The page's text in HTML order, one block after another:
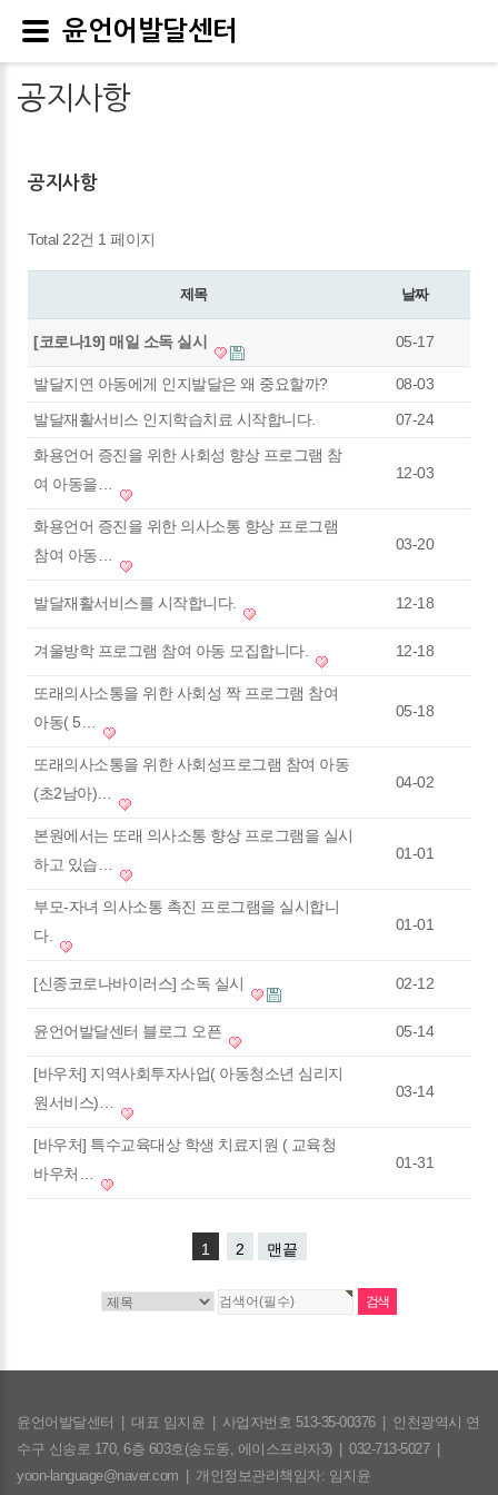
공지사항
공지사항
Total 22건 1 페이지
제목 날짜
[코로나19] 매일 소독 실시 05-17
발달지연 아동에게 인지발달은 왜 중요할까?
08-03
발달재활서비스 인지학습치료 시작합니다.
07-24
화용언어 증진을 위한 사회성 향상 프로그램 참
여 아동을…
12-03
화용언어 증진을 위한 의사소통 향상 프로그램
참여 아동…
03-20
발달재활서비스를 시작합니다. 12-18
겨울방학 프로그램 참여 아동 모집합니다. 12-18
또래의사소통을 위한 사회성 짝 프로그램 참여
아동( 5…
05-18
또래의사소통을 위한 사회성프로그램 참여 아동
(초2남아)…
04-02
본원에서는 또래 의사소통 향상 프로그램을 실시
하고 있습…
01-01
부모-자녀 의사소통 촉진 프로그램을 실시합니
다.
01-01
[신종코로나바이러스] 소독 실시 02-12
윤언어발달센터 블로그 오픈 05-14
[바우처] 지역사회투자사업( 아동청소년 심리지
원서비스)…
03-14
[바우처] 특수교육대상 학생 치료지원 ( 교육청
바우처…
01-31
1 2 맨끝
윤언어발달센터 대표 임지윤 사업자번호 513-35-00376
인천광역시 연
수구 신송로 170, 6층 603호(송도동, 에이스프라자3)
032-713-5027
yoon-language@naver.com
개인정보관리책임자: 임지윤
윤언어발달센터